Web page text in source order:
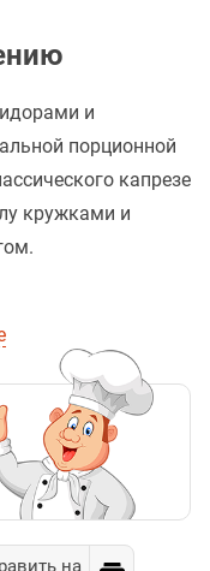
и
порционной
капрезе
кружками и
на